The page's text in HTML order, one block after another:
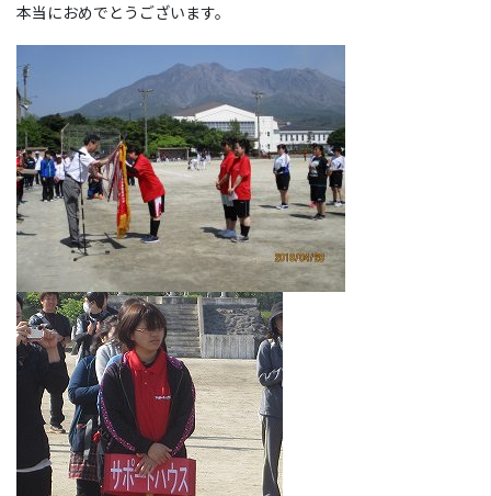
本当におめでとうございます。